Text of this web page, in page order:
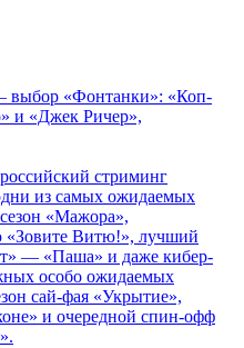
выбор «Фонтанки»: «Коп-
и «Джек Ричер»,
стриминг
из самых ожидаемых
«Мажора»,
«Зовите Витю!», лучший
— «Паша» и даже кибер-
особо ожидаемых
сай-фая «Укрытие»,
и очередной спин-офф